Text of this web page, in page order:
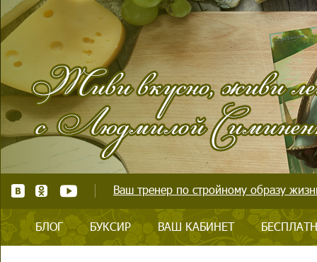
Ваш тренер по стройному образу
БЛОГ БУКСИР ВАШ КАБИНЕТ